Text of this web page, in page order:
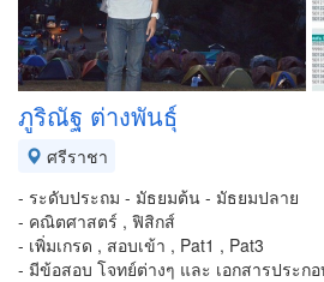
ภูริณัฐ ต่างพันธุ์
ศรีราชา
- ระดับประถม - มัธยมต้น - มัธยมปลาย
- คณิตศาสตร์ , ฟิสิกส์
- เพิ่มเกรด , สอบเข้า , Pat1 , Pat3
- มีข้อสอบ โจทย์ต่างๆ และ เอกสารประก